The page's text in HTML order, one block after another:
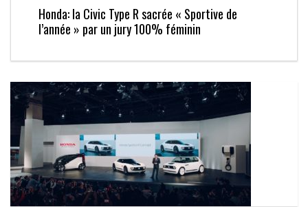
Honda: la Civic Type R sacrée « Sportive de
l’année » par un jury 100% féminin